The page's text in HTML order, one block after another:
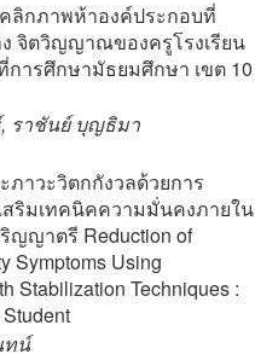
ลิกภาพห้าองค์ประกอบที่
จิตวิญญาณของครูโรงเรียน
ารศึกษามัธยมศึกษา เขต 10
ราชันย์ บุญธิมา
ภาวะวิตกกังวลด้วยการ
สริมเทคนิคความมั่นคงภายใน
ญาตรี Reduction of
Symptoms Using
Stabilization Techniques :
ทน์